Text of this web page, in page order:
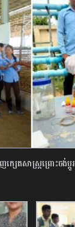
េតសាស្ត្រព្រោះចង់ប្